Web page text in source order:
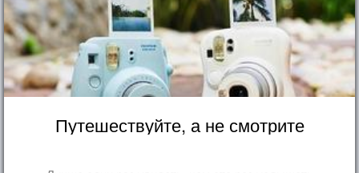
Путешествуйте, а не смотрите